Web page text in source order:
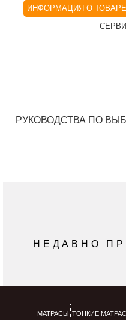
ИНФОРМАЦИЯ О ТОВАРЕ
РУКОВОДСТВА ПО
НЕДАВНО
МАТРАСЫ ТОНКИЕ